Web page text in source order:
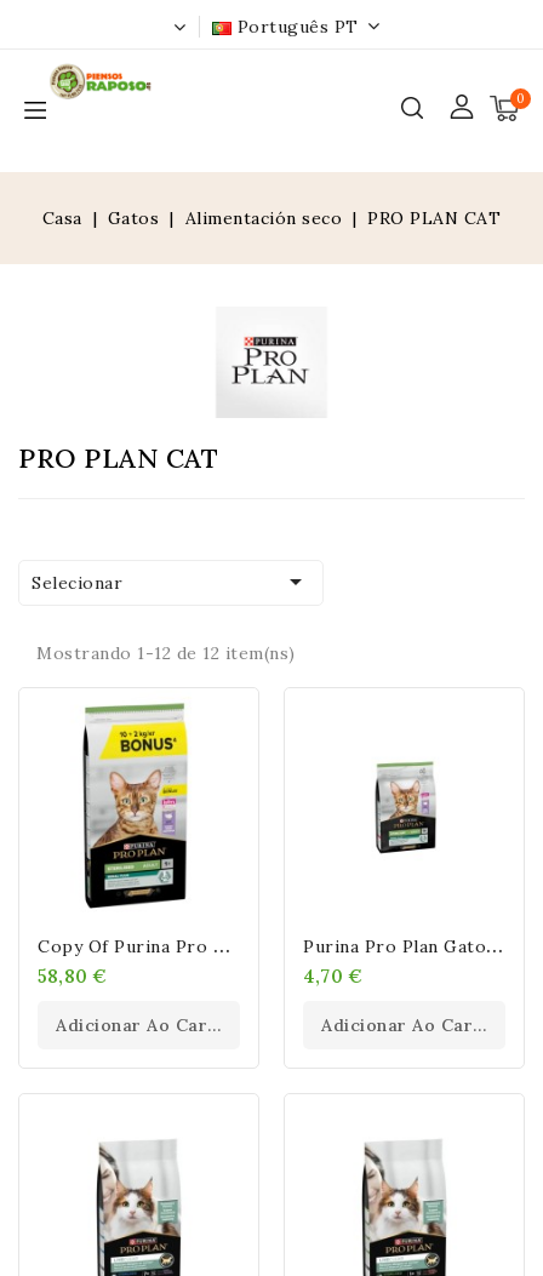
Português PT
0
Casa Gatos Alimentación seco PRO PLAN CAT
PRO PLAN CAT
Selecionar 
Mostrando 1-12 de 12 item(ns)
C
Opy Of Purina Pro Plan Gato Sterilised Adult Renal Plus Pavo 10+2 KG
58,80 €
Adicionar Ao Carrinho
P
Urina Pro Plan Gato Sterilised Adult Renal Plus Pavo
4,70 €
Adicionar Ao Carrinho